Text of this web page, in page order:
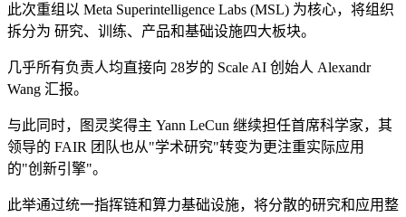
此次重组以 Meta Superintelligence Labs (MSL) 为核心，将组织
拆分为 研究、训练、产品和基础设施四大板块。
几乎所有负责人均直接向 28岁的 Scale AI 创始人 Alexandr
Wang 汇报。
与此同时，图灵奖得主 Yann LeCun 继续担任首席科学家，其
领导的 FAIR 团队也从"学术研究"转变为更注重实际应用
的"创新引擎"。
此举通过统一指挥链和算力基础设施，将分散的研究和应用整